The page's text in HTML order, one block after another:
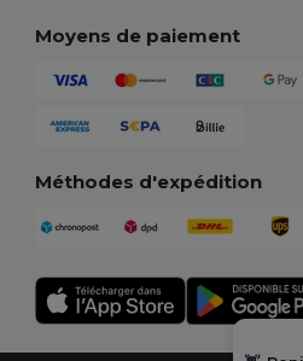
Moyens de paiement
Méthodes d'expédition